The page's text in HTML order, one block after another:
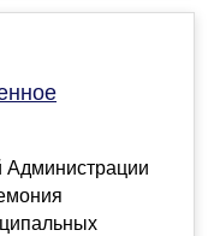
Администрации